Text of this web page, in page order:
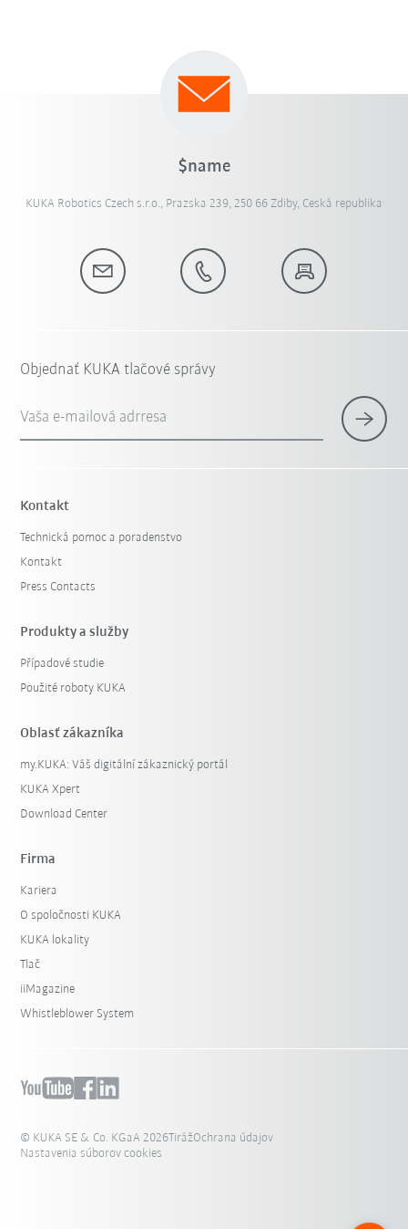
$name
KUKA Robotics Czech s.r.o., Prazska 239, 250 66 Zdiby, Ceská republika
Objednať KUKA tlačové správy
Vaša e-mailová adrresa
Kontakt
Technická pomoc a poradenstvo
Kontakt
Press Contacts
Produkty a služby
Případové studie
Použité roboty KUKA
Oblasť zákazníka
my.KUKA: Váš digitální zákaznický portál
KUKA Xpert
Download Center
Firma
Kariera
O spoločnosti KUKA
KUKA lokality
Tlač
iiMagazine
Whistleblower System
© KUKA SE & Co. KGaA 2026TirážOchrana údajov
Nastavenia súborov cookies